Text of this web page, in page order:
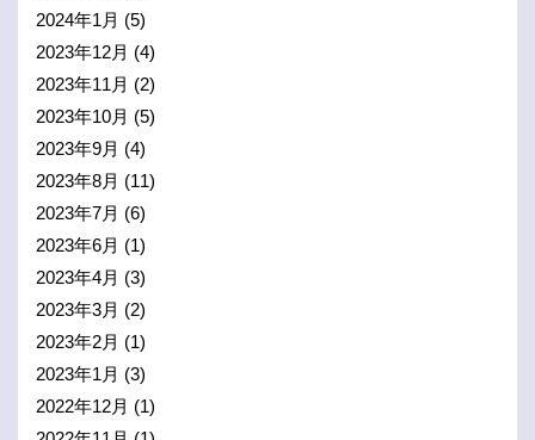
2024年1月 (5)
2023年12月 (4)
2023年11月 (2)
2023年10月 (5)
2023年9月 (4)
2023年8月 (11)
2023年7月 (6)
2023年6月 (1)
2023年4月 (3)
2023年3月 (2)
2023年2月 (1)
2023年1月 (3)
2022年12月 (1)